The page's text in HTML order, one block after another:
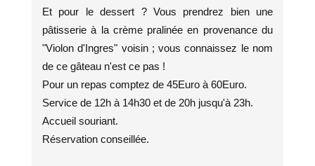
Et pour le dessert ? Vous prendrez bien une
pâtisserie à la crème pralinée en provenance du
"Violon d'Ingres" voisin ; vous connaissez le nom
de ce gâteau n'est ce pas !
Pour un repas comptez de 45Euro à 60Euro.
Service de 12h à 14h30 et de 20h jusqu'à 23h.
Accueil souriant.
Réservation conseillée.